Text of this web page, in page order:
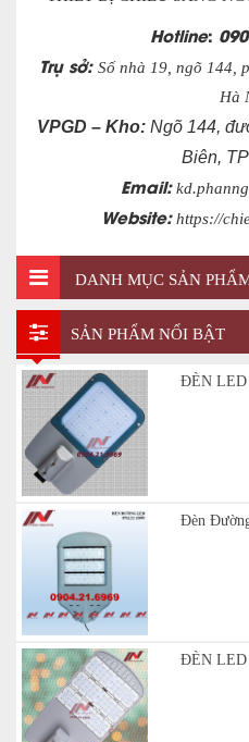
Hotline:
Trụ sở: Số nhà 19, ngõ 144,
Hà
VPGD – Kho: Ngõ 144,
Biên,
Email:
Website:https://
DANH MỤC SẢN
SẢN PHẨM NỔI BẬT
ĐÈN LED
Đèn
ĐÈN LED